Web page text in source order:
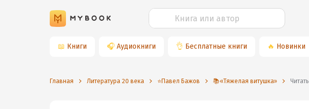
📖 Книги 🎧 Аудиокниги 👌 Бесплатные книги 🔥 Новинки
Главная Литература 20 века ⭐️Павел Бажов 📚«Тяжелая витушка» Читать